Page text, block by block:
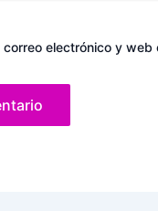
correo electrónico y